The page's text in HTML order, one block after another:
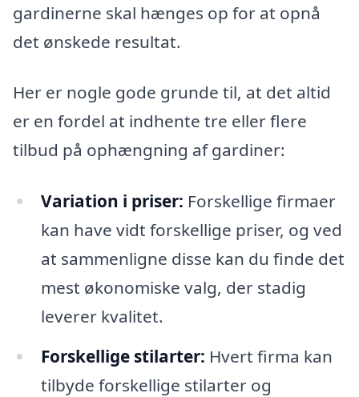
gardinerne skal hænges op for at opnå
det ønskede resultat.
Her er nogle gode grunde til, at det altid
er en fordel at indhente tre eller flere
tilbud på ophængning af gardiner:
Variation i priser: Forskellige firmaer
kan have vidt forskellige priser, og ved
at sammenligne disse kan du finde det
mest økonomiske valg, der stadig
leverer kvalitet.
Forskellige stilarter: Hvert firma kan
tilbyde forskellige stilarter og